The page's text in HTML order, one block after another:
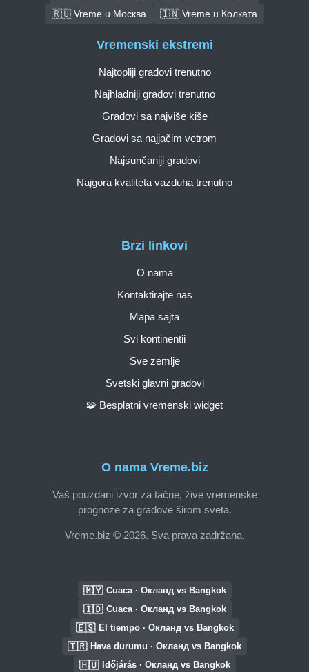
🇷🇺 Vreme u Москва
🇮🇳 Vreme u Колката
O nama Vreme.biz
Vaš pouzdani izvor za tačne, žive vremenske
prognoze za gradove širom sveta.
Vreme.biz © 2026. Sva prava zadržana.
Brzi linkovi
O nama
Kontaktirajte nas
Mapa sajta
Svi kontinentii
Sve zemlje
Svetski glavni gradovi
🧩 Besplatni vremenski widget
Vremenski ekstremi
Najtopliji gradovi trenutno
Najhladniji gradovi trenutno
Gradovi sa najviše kiše
Gradovi sa najjačim vetrom
Najsunčaniji gradovi
Najgora kvaliteta vazduha trenutno
🇲🇾 Cuaca · Окланд vs Bangkok
🇮🇩 Cuaca · Окланд vs Bangkok
🇪🇸 El tiempo · Окланд vs Bangkok
🇹🇷 Hava durumu · Окланд vs Bangkok
🇭🇺 Időjárás · Окланд vs Bangkok